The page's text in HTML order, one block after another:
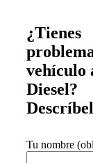
¿Tienes
vehículo
Diesel?
Tu nombre